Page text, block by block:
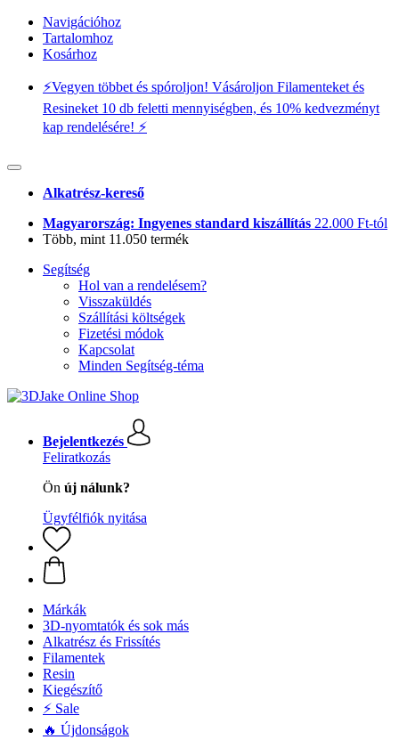
Navigációhoz
Tartalomhoz
Kosárhoz
⚡️Vegyen többet és spóroljon! Vásároljon Filamenteket és
Resineket 10 db feletti mennyiségben, és 10% kedvezményt
kap rendelésére! ⚡️
Alkatrész-kereső
Magyarország: Ingyenes standard kiszállítás 22.000 Ft-tól
Több, mint 11.050 termék
Segítség
Hol van a rendelésem?
Visszaküldés
Szállítási költségek
Fizetési módok
Kapcsolat
Minden Segítség-téma
Bejelentkezés
Feliratkozás
Ön új nálunk?
Ügyfélfiók nyitása
Márkák
3D-nyomtatók és sok más
Alkatrész és Frissítés
Filamentek
Resin
Kiegészítő
⚡ Sale
🔥 Újdonságok